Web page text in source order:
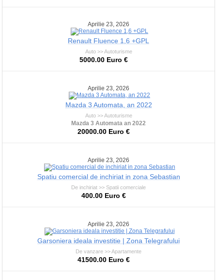
Aprilie 23, 2026
Renault Fluence 1,6 +GPL
Auto >> Autoturisme
5000.00 Euro €
Aprilie 23, 2026
Mazda 3 Automata, an 2022
Auto >> Autoturisme
Mazda 3 Automata an 2022
20000.00 Euro €
Aprilie 23, 2026
Spatiu comercial de inchiriat in zona Sebastian
De inchiriat >> Spatii comerciale
400.00 Euro €
Aprilie 23, 2026
Garsoniera ideala investitie | Zona Telegrafului
De vanzare >> Apartamente
41500.00 Euro €